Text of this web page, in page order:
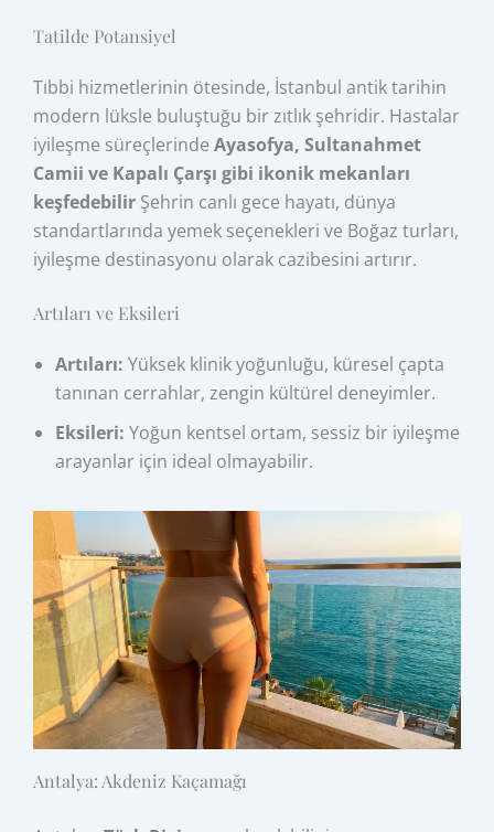
Tatilde Potansiyel
Tıbbi hizmetlerinin ötesinde, İstanbul antik tarihin
modern lüksle buluştuğu bir zıtlık şehridir. Hastalar
iyileşme süreçlerindeAyasofya, Sultanahmet
Camii ve Kapalı Çarşı gibi ikonik mekanları
keşfedebilir Şehrin canlı gece hayatı, dünya
standartlarında yemek seçenekleri ve Boğaz turları,
iyileşme destinasyonu olarak cazibesini artırır.
Artıları ve Eksileri
Artıları: Yüksek klinik yoğunluğu, küresel çapta
tanınan cerrahlar, zengin kültürel deneyimler.
Eksileri: Yoğun kentsel ortam, sessiz bir iyileşme
arayanlar için ideal olmayabilir.
Antalya: Akdeniz Kaçamağı